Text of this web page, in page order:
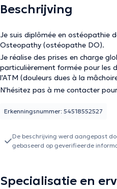
Beschrijving
Je suis diplômée en ostéopathie
Osteopathy (ostéopathe DO).
Je réalise des prises en charge
particulièrement formée pour les
l'ATM (douleurs dues à la
N'hésitez pas à me contacter
Erkenningsnummer: 54518552527
De beschrijving werd aangepast
gebaseerd op geverifieerde
Specialisatie en